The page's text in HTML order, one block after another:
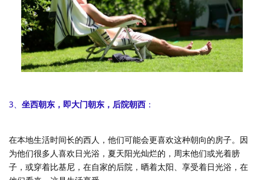
3、 坐西朝东，即大门朝东，后院朝西 ：
在本地生活时间长的西人，他们可能会更喜欢这种朝向的房子。因
为他们很多人喜欢日光浴，夏天阳光灿烂的，周末他们或光着膀
子，或穿着比基尼，在自家的后院，晒着太阳、享受着日光浴，在